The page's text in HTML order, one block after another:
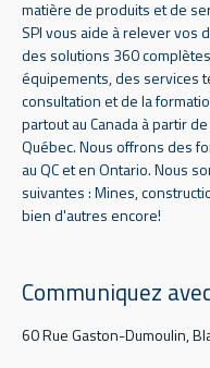
matière de produits et de
SPI vous aide à relever vos
des solutions 360
équipements, des services
consultation et de la
partout au Canada à partir
Québec. Nous offrons des
au QC et en Ontario. Nous
suivantes : Mines,
bien d'autres encore!
Communiquez
60 Rue Gaston-Dumoulin,